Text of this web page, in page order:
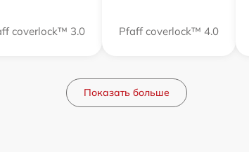
coverlock™ 3.0 Pfaff coverlock™ 4.0
Показать больше